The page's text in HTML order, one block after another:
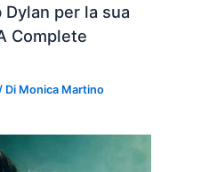
per la sua
Complete
Di Monica Martino